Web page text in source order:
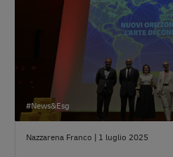
#News&Esg
Nazzarena Franco | 1 luglio 2025